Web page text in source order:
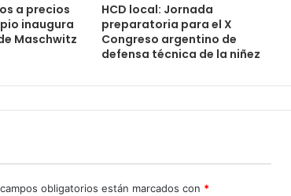
a precios
inaugura
Maschwitz
HCD local: Jornada
preparatoria para el X
Congreso argentino de
defensa técnica de la niñez
obligatorios están marcados con *